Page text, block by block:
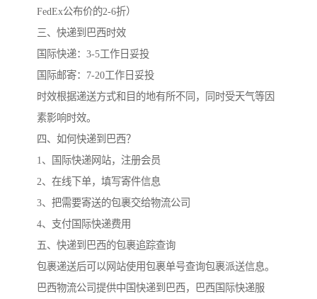
FedEx公布价的2-6折）
三、快递到巴西时效
国际快递：3-5工作日妥投
国际邮寄：7-20工作日妥投
时效根据递送方式和目的地有所不同，同时受天气等因
素影响时效。
四、如何快递到巴西？
1、国际快递网站，注册会员
2、在线下单，填写寄件信息
3、把需要寄送的包裹交给物流公司
4、支付国际快递费用
五、快递到巴西的包裹追踪查询
包裹递送后可以网站使用包裹单号查询包裹派送信息。
巴西物流公司提供中国快递到巴西，巴西国际快递服